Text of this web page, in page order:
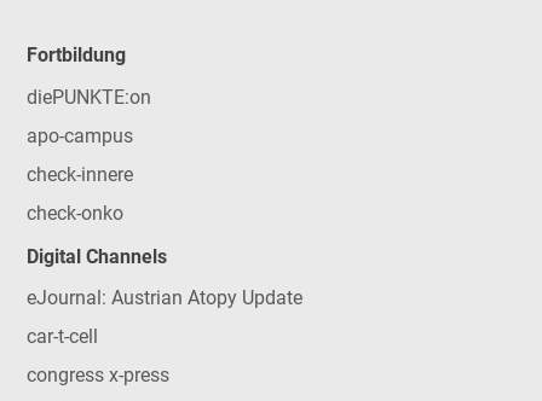
Fortbildung
diePUNKTE:on
apo-campus
check-innere
check-onko
Digital Channels
eJournal: Austrian Atopy Update
car-t-cell
congress x-press